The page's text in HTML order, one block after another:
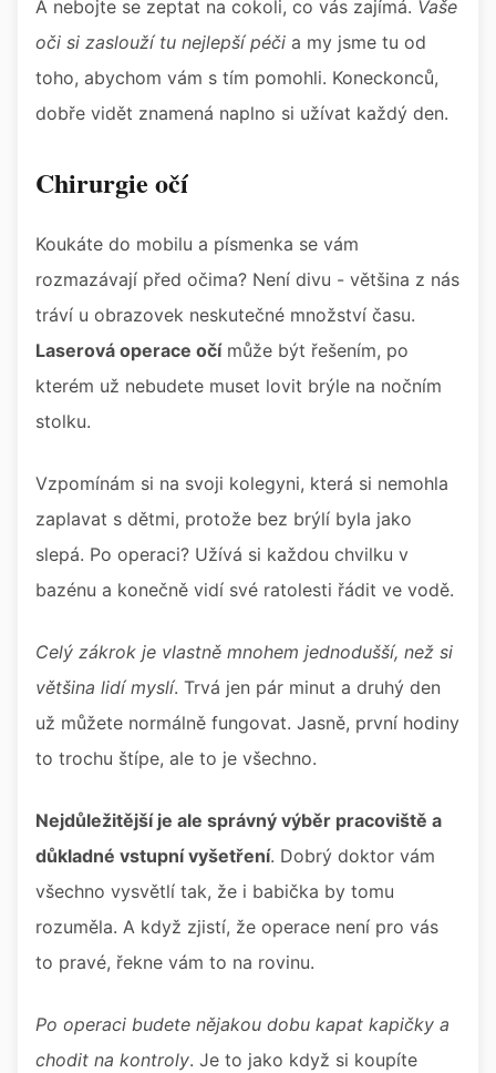
A nebojte se zeptat na cokoli, co vás zajímá. Vaše
oči si zaslouží tu nejlepší péči a my jsme tu od
toho, abychom vám s tím pomohli. Koneckonců,
dobře vidět znamená naplno si užívat každý den.
Chirurgie očí
Koukáte do mobilu a písmenka se vám
rozmazávají před očima? Není divu - většina z nás
tráví u obrazovek neskutečné množství času.
Laserová operace očímůže být řešením, po
kterém už nebudete muset lovit brýle na nočním
stolku.
Vzpomínám si na svoji kolegyni, která si nemohla
zaplavat s dětmi, protože bez brýlí byla jako
slepá. Po operaci? Užívá si každou chvilku v
bazénu a konečně vidí své ratolesti řádit ve vodě.
Celý zákrok je vlastně mnohem jednodušší, než si
většina lidí myslí. Trvá jen pár minut a druhý den
už můžete normálně fungovat. Jasně, první hodiny
to trochu štípe, ale to je všechno.
Nejdůležitější je ale správný výběr pracoviště a
důkladné vstupní vyšetření. Dobrý doktor vám
všechno vysvětlí tak, že i babička by tomu
rozuměla. A když zjistí, že operace není pro vás
to pravé, řekne vám to na rovinu.
Po operaci budete nějakou dobu kapat kapičky a
chodit na kontroly. Je to jako když si koupíte